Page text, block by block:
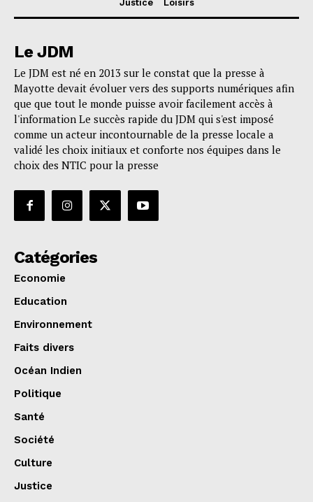
Justice
Loisirs
Le JDM
Le JDM est né en 2013 sur le constat que la presse à
Mayotte devait évoluer vers des supports numériques afin
que que tout le monde puisse avoir facilement accès à
l'information Le succès rapide du JDM qui s'est imposé
comme un acteur incontournable de la presse locale a
validé les choix initiaux et conforte nos équipes dans le
choix des NTIC pour la presse
Catégories
Economie
Education
Environnement
Faits divers
Océan Indien
Politique
Santé
Société
Culture
Justice